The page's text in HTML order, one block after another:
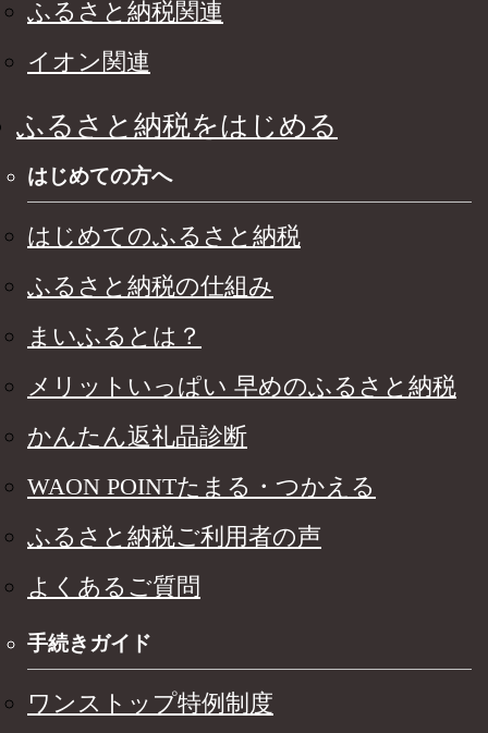
ふるさと納税関連
イオン関連
ふるさと納税をはじめる
はじめての方へ
はじめてのふるさと納税
ふるさと納税の仕組み
まいふるとは？
メリットいっぱい 早めのふるさと納税
かんたん返礼品診断
WAON POINTたまる・つかえる
ふるさと納税ご利用者の声
よくあるご質問
手続きガイド
ワンストップ特例制度